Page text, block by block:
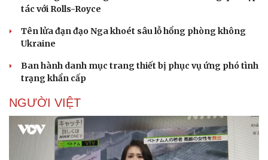
tác với Rolls-Royce
Tên lửa đạn đạo Nga khoét sâu lỗ hổng phòng không
Ukraine
Ban hành danh mục trang thiết bị phục vụ ứng phó tình
trạng khẩn cấp
NGƯỜI VIỆT